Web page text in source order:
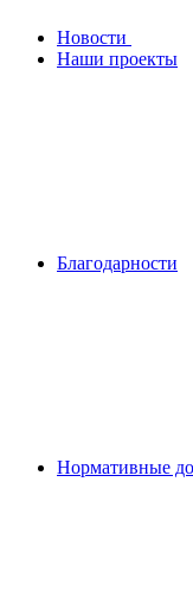
Новости
Наши проекты
Благодарности
Нормативные